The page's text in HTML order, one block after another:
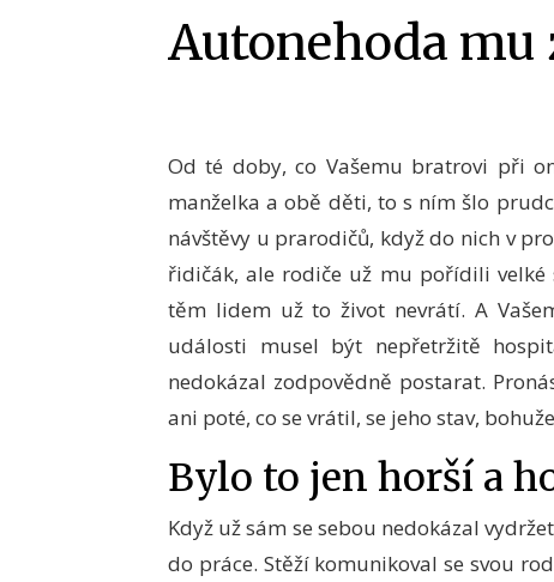
Autonehoda
Od té doby, co Vašemu bratrovi při
manželka a obě děti, to s ním šlo
návštěvy u prarodičů, když do nich v
řidičák, ale rodiče už mu pořídili velké
těm lidem už to život nevrátí. A
události musel být nepřetržitě
nedokázal zodpovědně postarat.
ani poté, co se vrátil, se jeho stav,
Bylo to jen horší a
Když už sám se sebou nedokázal
do práce. Stěží komunikoval se svou